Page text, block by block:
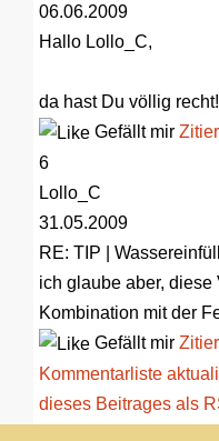
06.06.2009
Hallo Lollo_C,
da hast Du völlig recht!
Gefällt mir
6
Lollo_C
31.05.2009
RE: TIP |
ich glaube aber,
Kombination mit der
Gefällt mir
Kommentarliste
dieses Beitrages als